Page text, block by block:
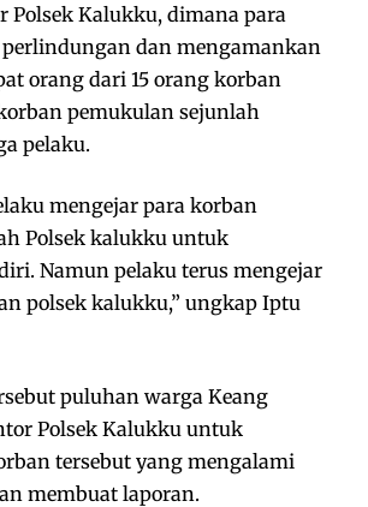
Polsek Kalukku, dimana para
dan mengamankan
orang dari 15 orang korban
pemukulan sejunlah
pelaku.
mengejar para korban
Polsek kalukku untuk
Namun pelaku terus mengejar
polsek kalukku,” ungkap Iptu
puluhan warga Keang
Polsek Kalukku untuk
tersebut yang mengalami
membuat laporan.